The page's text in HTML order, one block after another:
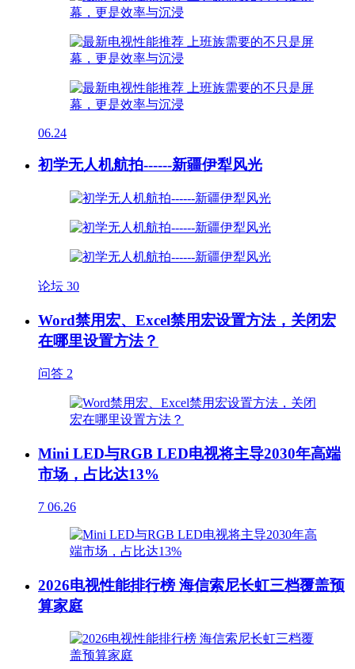
06.24
初学无人机航拍------新疆伊犁风光
论坛 30
Word禁用宏、Excel禁用宏设置方法，关闭宏
在哪里设置方法？
问答 2
Mini LED与RGB LED电视将主导2030年高端
市场，占比达13%
7 06.26
2026电视性能排行榜 海信索尼长虹三档覆盖预
算家庭